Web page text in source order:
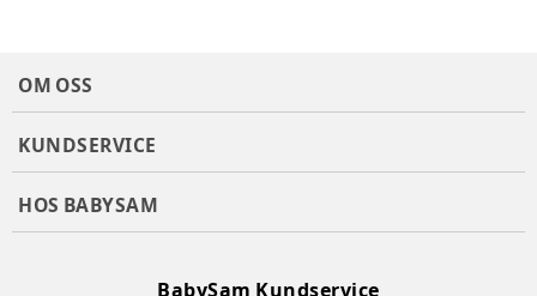
OM OSS
KUNDSERVICE
HOS BABYSAM
BabySam Kundservice